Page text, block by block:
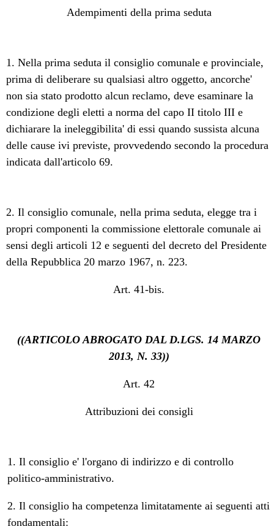
Adempimenti della prima seduta
1. Nella prima seduta il consiglio comunale e provinciale,
prima di deliberare su qualsiasi altro oggetto, ancorche'
non sia stato prodotto alcun reclamo, deve esaminare la
condizione degli eletti a norma del capo II titolo III e
dichiarare la ineleggibilita' di essi quando sussista alcuna
delle cause ivi previste, provvedendo secondo la procedura
indicata dall'articolo 69.
2. Il consiglio comunale, nella prima seduta, elegge tra i
propri componenti la commissione elettorale comunale ai
sensi degli articoli 12 e seguenti del decreto del Presidente
della Repubblica 20 marzo 1967, n. 223.
Art. 41-bis.
((ARTICOLO ABROGATO DAL D.LGS. 14 MARZO
2013, N. 33))
Art. 42
Attribuzioni dei consigli
1. Il consiglio e' l'organo di indirizzo e di controllo
politico-amministrativo.
2. Il consiglio ha competenza limitatamente ai seguenti atti
fondamentali: